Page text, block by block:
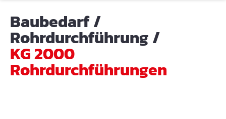
Baubedarf/
Rohrdurchführung/
KG 2000
Rohrdurchführungen